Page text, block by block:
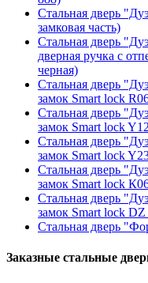
Стальная дверь
замковая часть)
Стальная дверь
дверная ручка с
черная)
Стальная дверь
замок Smart lock
Стальная дверь
замок Smart lock
Стальная дверь
замок Smart lock
Стальная дверь
замок Smart lock
Стальная дверь
замок Smart lock
Стальная дверь
Заказные стальные